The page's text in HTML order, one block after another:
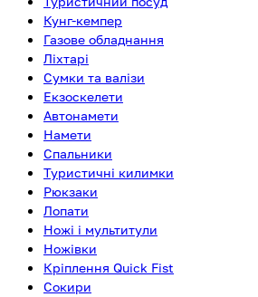
Кунг-кемпер
Газове обладнання
Ліхтарі
Сумки та валізи
Екзоскелети
Автонамети
Намети
Спальники
Туристичні килимки
Рюкзаки
Лопати
Ножі і мультитули
Ножівки
Кріплення Quick Fist
Сокири